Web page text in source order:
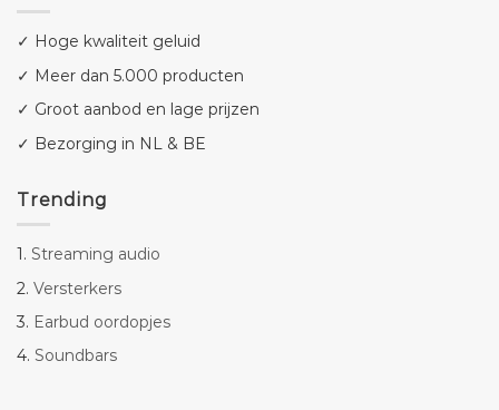
✓ Hoge kwaliteit geluid
✓ Meer dan 5.000 producten
✓ Groot aanbod en lage prijzen
✓ Bezorging in NL & BE
Trending
1. Streaming audio
2. Versterkers
3. Earbud oordopjes
4. Soundbars